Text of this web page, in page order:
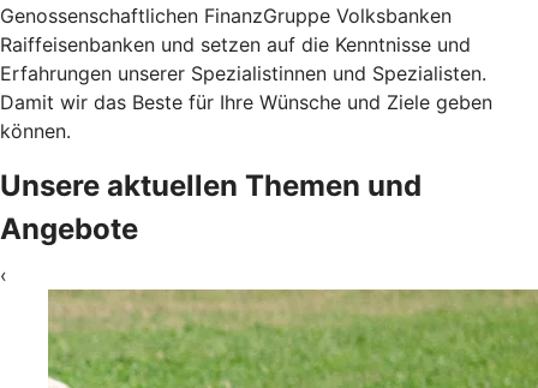
Genossenschaftlichen FinanzGruppe Volksbanken
Raiffeisenbanken und setzen auf die Kenntnisse und
Erfahrungen unserer Spezialistinnen und Spezialisten.
Damit wir das Beste für Ihre Wünsche und Ziele geben
können.
Unsere aktuellen Themen und
Angebote
‹